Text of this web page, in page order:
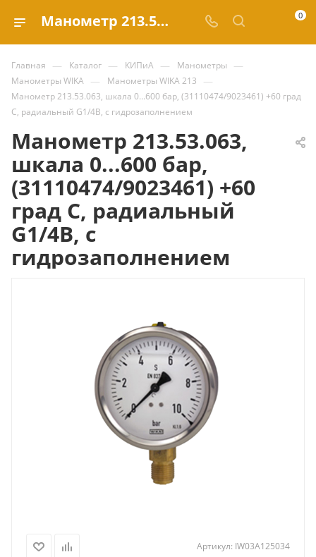
Манометр 213.53.063, шкала 0...600 бар, (31110474/9023461) +60 град С, радиальный G1/4B, с гидрозаполнением купить за | Valve.ru 0
Главная — Каталог — КИПиА — Манометры —
Манометры WIKA — Манометры WIKA 213 —
Манометр 213.53.063, шкала 0...600 бар, (31110474/9023461) +60 град
С, радиальный G1/4B, с гидрозаполнением
Манометр 213.53.063,
шкала 0...600 бар,
(31110474/9023461) +60
град С, радиальный
G1/4B, с
гидрозаполнением
Артикул: IW03A125034